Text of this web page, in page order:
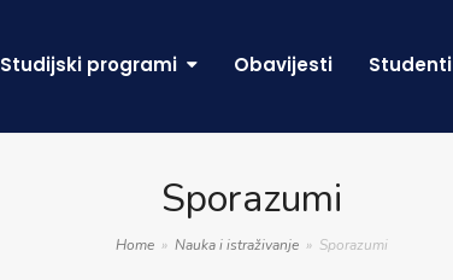
Studijski programi Obavijesti Studenti
Sporazumi
Home » Nauka i istraživanje » Sporazumi